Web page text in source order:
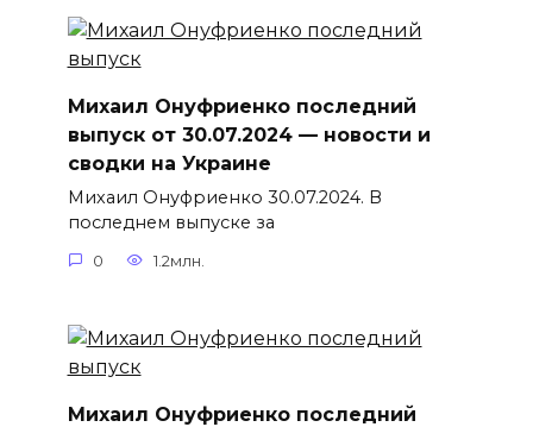
Михаил Онуфриенко последний
выпуск от 30.07.2024 — новости и
сводки на Украине
Михаил Онуфриенко 30.07.2024. В
последнем выпуске за
0 1.2млн.
Михаил Онуфриенко последний